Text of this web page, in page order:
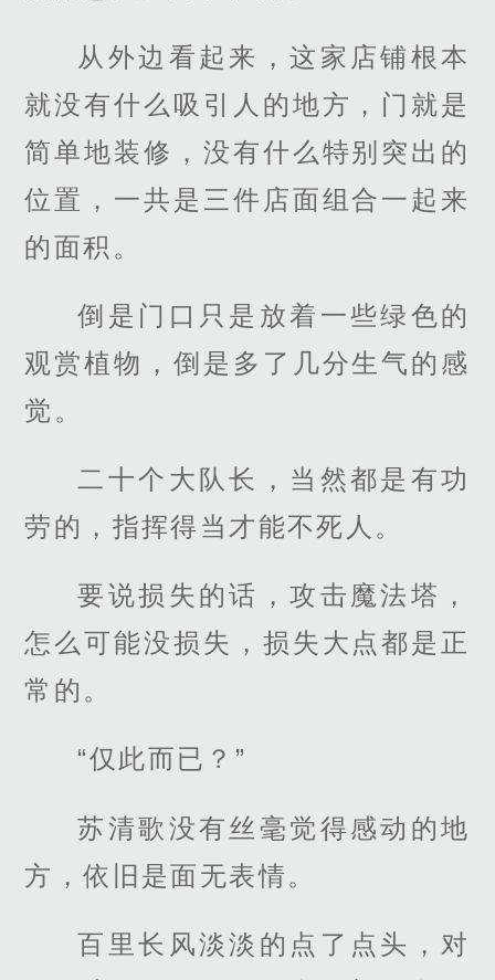
从外边看起来，这家店铺根本
就没有什么吸引人的地方，门就是
简单地装修，没有什么特别突出的
位置，一共是三件店面组合一起来
的面积。
倒是门口只是放着一些绿色的
观赏植物，倒是多了几分生气的感
觉。
二十个大队长，当然都是有功
劳的，指挥得当才能不死人。
要说损失的话，攻击魔法塔，
怎么可能没损失，损失大点都是正
常的。
“仅此而已？”
苏清歌没有丝毫觉得感动的地
方，依旧是面无表情。
百里长风淡淡的点了点头，对